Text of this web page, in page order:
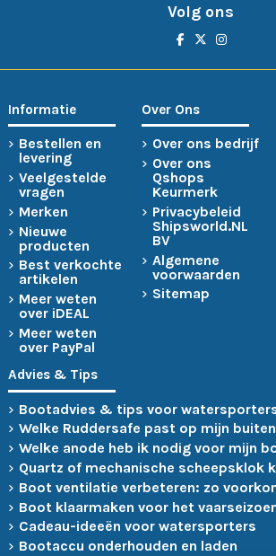
Volg ons
Informatie
Bestellen en
levering
Veelgestelde
vragen
Merken
Nieuwe
producten
Best verkochte
artikelen
Meer weten
over iDEAL
Meer weten
over PayPal
Over Ons
Over ons bedrijf
Over ons
Qshops
Keurmerk
Privacybeleid
Shipsworld.NL
BV
Algemene
voorwaarden
Sitemap
Advies & Tips
Bootadvies & tips voor
Welke Ruddersafe past op mijn
Welke anode heb ik nodig voor mijn
Quartz of mechanische scheepsklok
Boot ventilatie verbeteren: zo
Boot klaarmaken voor het
Cadeau-ideeën voor watersporters
Bootaccu onderhouden en laden